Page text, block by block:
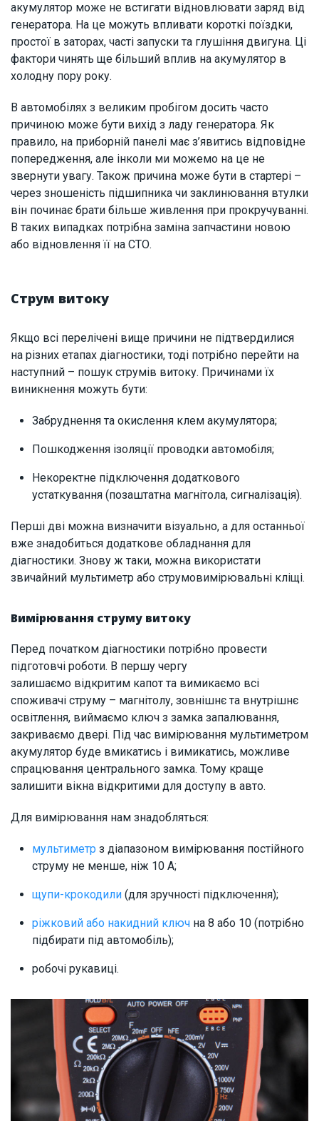
акумулятор може не встигати відновлювати заряд від
генератора. На це можуть впливати короткі поїздки,
простої в заторах, часті запуски та глушіння двигуна. Ці
фактори чинять ще більший вплив на акумулятор в
холодну пору року.
В автомобілях з великим пробігом досить часто
причиною може бути вихід з ладу генератора. Як
правило, на приборній панелі має з’явитись відповідне
попередження, але інколи ми можемо на це не
звернути увагу. Також причина може бути в стартері –
через зношеність підшипника чи заклинювання втулки
він починає брати більше живлення при прокручуванні.
В таких випадках потрібна заміна запчастини новою
або відновлення її на СТО.
Струм витоку
Якщо всі перелічені вище причини не підтвердилися
на різних етапах діагностики, тоді потрібно перейти на
наступний – пошук струмів витоку. Причинами їх
виникнення можуть бути:
Забруднення та окислення клем акумулятора;
Пошкодження ізоляції проводки автомобіля;
Некоректне підключення додаткового
устаткування (позаштатна магнітола, сигналізація).
Перші дві можна визначити візуально, а для останньої
вже знадобиться додаткове обладнання для
діагностики. Знову ж таки, можна використати
звичайний мультиметр або струмовимірювальні кліщі.
Вимірювання струму витоку
Перед початком діагностики потрібно провести
підготовчі роботи. В першу чергу
залишаємо відкритим капот та вимикаємо всі
споживачі струму – магнітолу, зовнішнє та внутрішнє
освітлення, виймаємо ключ з замка запалювання,
закриваємо двері. Під час вимірювання мультиметром
акумулятор буде вмикатись і вимикатись, можливе
спрацювання центрального замка. Тому краще
залишити вікна відкритими для доступу в авто.
Для вимірювання нам знадобляться:
мультиметр з діапазоном вимірювання постійного
струму не менше, ніж 10 А;
щупи-крокодили (для зручності підключення);
ріжковий або накидний ключ на 8 або 10 (потрібно
підбирати під автомобіль);
робочі рукавиці.